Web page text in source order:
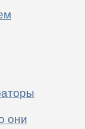
они